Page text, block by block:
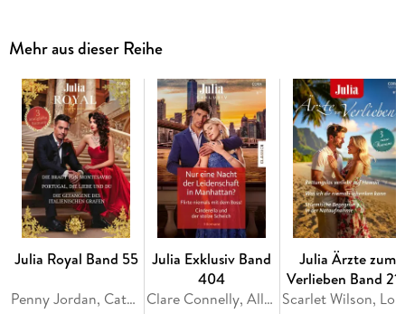
Mehr aus dieser Reihe
Julia Royal Band 55
Penny Jordan, Catherine George, Sara Craven
Julia Exklusiv Band
404
Clare Connelly, Ally Blake, Maya Blake
Julia Ärzte zum
Verlieben Band